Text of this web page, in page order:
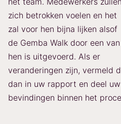
zich betrokken voelen en het
zal voor hen bijna lijken alsof
de Gemba Walk door een van
hen is uitgevoerd. Als er
veranderingen zijn, vermeld
dan in uw rapport en deel uw
bevindingen binnen het